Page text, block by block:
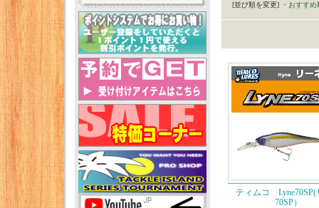
[並び順を変更] ・おすすめ
ティムコ Lyne70SP(
70SP）